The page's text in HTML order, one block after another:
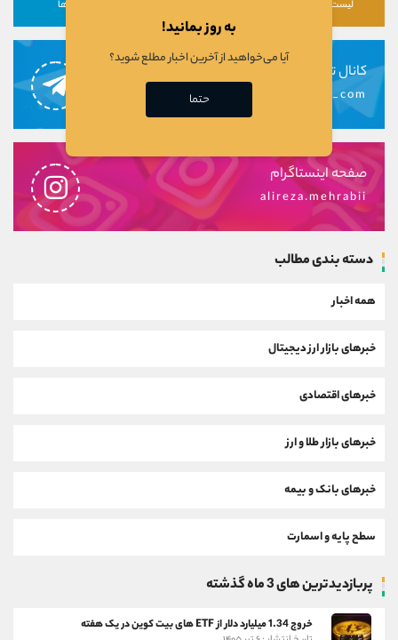
لیست رمزارزها دوره ها
کانال تلگرام
alirezamehrabi_com
صفحه اینستاگرام
alireza.mehrabii
دسته بندی مطالب
همه اخبار
خبرهای بازار ارز دیجیتال
خبرهای اقتصادی
خبرهای بازار طلا و ارز
خبرهای بانک و بیمه
سطح پایه و اسمارت
پربازدیدترین های 3 ماه گذشته
خروج 1.34 میلیارد دلار از ETF های بیت کوین در یک هفته
به روز بمانید!
آیا می‌خواهید از آخرین اخبار مطلع شوید؟
حتما